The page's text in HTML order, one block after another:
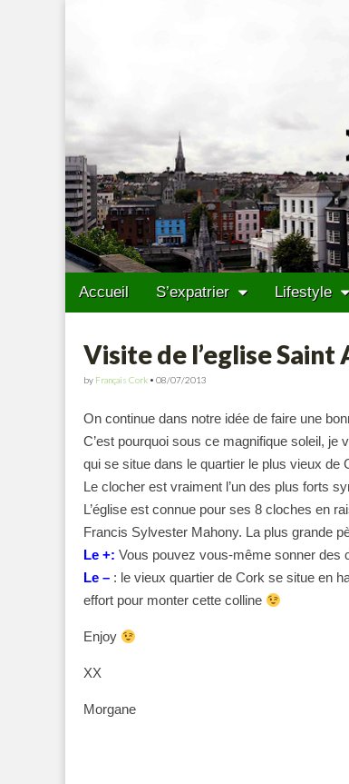
Main menu
Skip to content
Accueil S’expatrier Lifestyle
Visite de l’eglise Saint
by Français Cork • 08/07/2013
On continue dans notre idée de faire une
C’est pourquoi sous ce magnifique soleil, je
qui se situe dans le quartier le plus vieux de
Le clocher est vraiment l’un des plus forts
L’église est connue pour ses 8 cloches en
Francis Sylvester Mahony. La plus grande
Le +: Vous pouvez vous-même sonner des
Le – : le vieux quartier de Cork se situe en
effort pour monter cette colline
Enjoy
XX
Morgane